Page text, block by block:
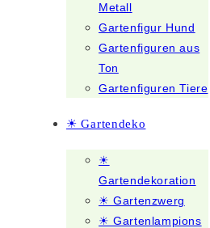
Metall
Gartenfigur Hund
Gartenfiguren aus
Ton
Gartenfiguren Tiere
☀ Gartendeko
☀
Gartendekoration
☀ Gartenzwerg
☀ Gartenlampions